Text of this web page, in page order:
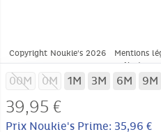
00M 0M 1M 3M 6M 9M
39,95 €
Prix Noukie's Prime: 35,96 €
Copyright Noukie's 2026 Mentions
Alerte
* CONDITIONS DES